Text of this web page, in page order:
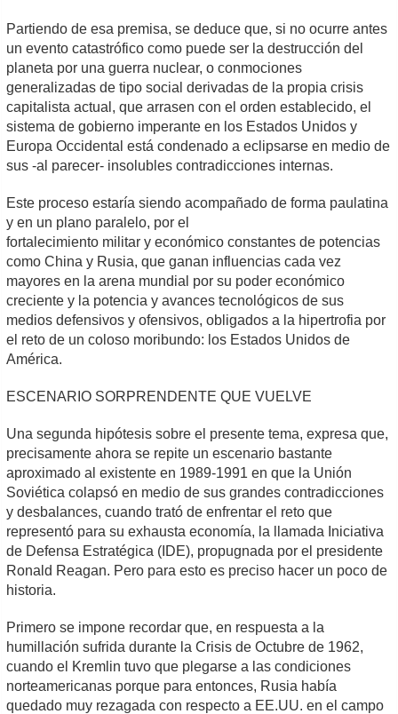
Partiendo de esa premisa, se deduce que, si no ocurre antes
un evento catastrófico como puede ser la destrucción del
planeta por una guerra nuclear, o conmociones
generalizadas de tipo social derivadas de la propia crisis
capitalista actual, que arrasen con el orden establecido, el
sistema de gobierno imperante en los Estados Unidos y
Europa Occidental está condenado a eclipsarse en medio de
sus -al parecer- insolubles contradicciones internas.
Este proceso estaría siendo acompañado de forma paulatina
y en un plano paralelo, por el
fortalecimiento militar y económico constantes de potencias
como China y Rusia, que ganan influencias cada vez
mayores en la arena mundial por su poder económico
creciente y la potencia y avances tecnológicos de sus
medios defensivos y ofensivos, obligados a la hipertrofia por
el reto de un coloso moribundo: los Estados Unidos de
América.
ESCENARIO SORPRENDENTE QUE VUELVE
Una segunda hipótesis sobre el presente tema, expresa que,
precisamente ahora se repite un escenario bastante
aproximado al existente en 1989-1991 en que la Unión
Soviética colapsó en medio de sus grandes contradicciones
y desbalances, cuando trató de enfrentar el reto que
representó para su exhausta economía, la llamada Iniciativa
de Defensa Estratégica (IDE), propugnada por el presidente
Ronald Reagan. Pero para esto es preciso hacer un poco de
historia.
Primero se impone recordar que, en respuesta a la
humillación sufrida durante la Crisis de Octubre de 1962,
cuando el Kremlin tuvo que plegarse a las condiciones
norteamericanas porque para entonces, Rusia había
quedado muy rezagada con respecto a EE.UU. en el campo